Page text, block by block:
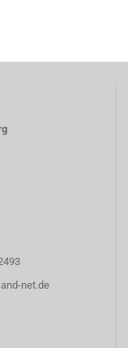
net.de